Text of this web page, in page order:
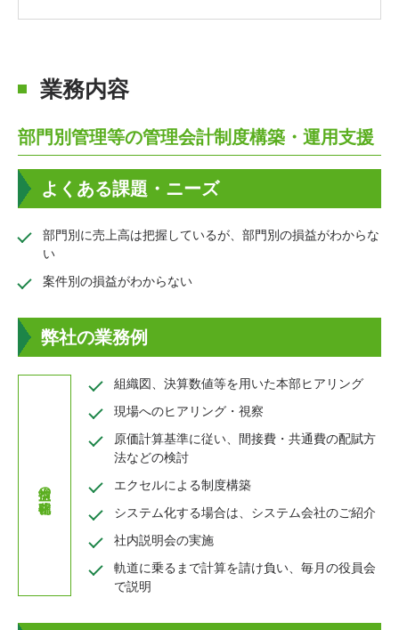
業務内容
部門別管理等の管理会計制度構築・運用支援
よくある課題・ニーズ
部門別に売上高は把握しているが、部門別の損益がわからな
い
案件別の損益がわからない
弊社の業務例
組織図、決算数値等を用いた本部ヒアリング
現場へのヒアリング・視察
原価計算基準に従い、間接費・共通費の配賦方
法などの検討
エクセルによる制度構築
システム化する場合は、システム会社のご紹介
社内説明会の実施
軌道に乗るまで計算を請け負い、毎月の役員会
で説明